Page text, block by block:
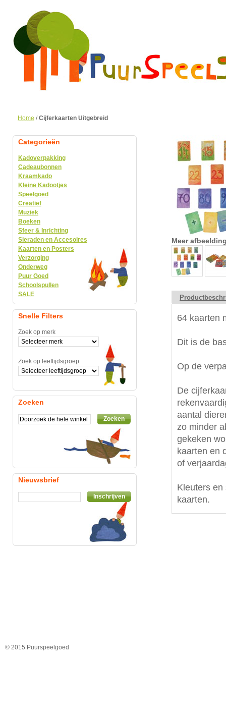
Home /Cijferkaarten Uitgebreid
Meer
64 kaarten
Dit is de
Op de
De
aantal
zo minder
gekeken
kaarten en
of
Kleuters
kaarten.
Categorieën
Kadoverpakking
Cadeaubonnen
Kraamkado
Kleine Kadootjes
Speelgoed
Creatief
Muziek
Boeken
Sfeer & Inrichting
Sieraden en Accesoires
Kaarten en Posters
Verzorging
Onderweg
Puur Goed
Schoolspullen
SALE
Snelle Filters
Zoek op merk
Zoek op leeftijdsgroep
Zoeken
Zoeken
Nieuwsbrief
Inschrijven
© 2015 Puurspeelgoed